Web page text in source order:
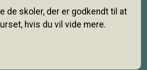
de skoler, der er godkendt til at
hvis du vil vide mere.